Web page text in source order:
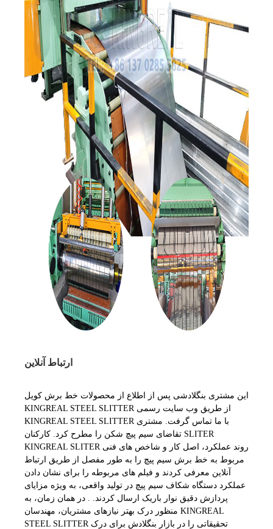
ارتباط آنلاین
این مشتری بنگلادشی پس از اطلاع از محصولات خط برش کویل
KINGREAL STEEL SLITTER از طریق وب سایت رسمی
KINGREAL STEEL SLITTER با ما تماس گرفت. مشتری
تقاضای سیم پیچ شکن را مطرح کرد. کارکنان SLITER
KINGREAL SLITER روند عملکرد، اصل کار و شاخص های فنی
مربوط به خط برش سیم پیچ را به طور مفصل از طریق ارتباط
آنلاین معرفی کردند و فیلم های مربوطه را برای نشان دادن
عملکرد دستگاه شکاف سیم پیچ در تولید واقعی، به ویژه مزایای
پردازش دقیق نوار باریک ارسال کردند. . در همان زمان، به
منظور درک بهتر نیازهای مشتریان، مهندسان KINGREAL
STEEL SLITTER تحقیقاتی را در بازار بنگلادش برای درک